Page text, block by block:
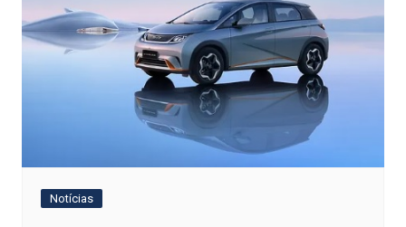
Notícias